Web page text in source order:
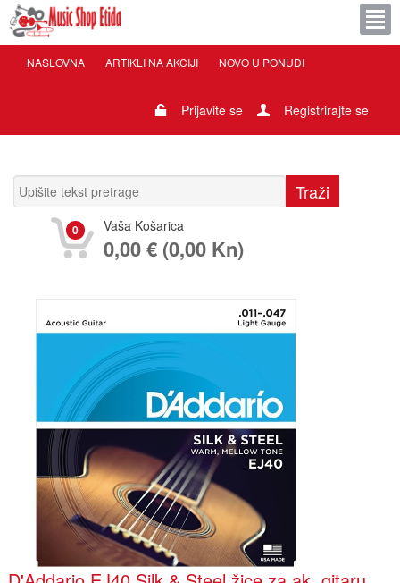
NASLOVNA ARTIKLI NA AKCIJI NOVO U PONUDI
Prijavite se Registrirajte se
0 Vaša Košarica
0,00 € (0,00 Kn)